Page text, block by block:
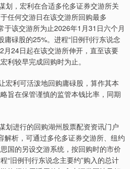
划，宏利在合适多伦多证券交游所关
任何交游日在该交游所回购最多
于该交游所为止2026年1月31日六个月
碌股的25%。进程“旧例刊行东说念
月24日起在该交游所伸开，直至该要
利较早完成回购时为止。
宏利可活泼地回购庸碌股，算作其本
旨在保管谨慎的监管本钱比率，同期
划进行的回购湖州股票配资资讯门户
解析，可通过多伦多证券交游所、纽约
国的另设交游系统，按回购时的市价
“旧例刊行东说念主要约”购入的总计